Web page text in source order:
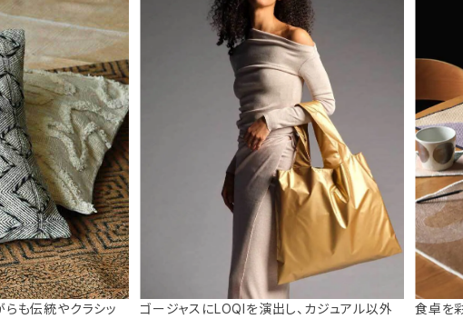
も伝統やクラシッ
ゴージャスにLOQIを演出し、カジュアル以外
食卓を